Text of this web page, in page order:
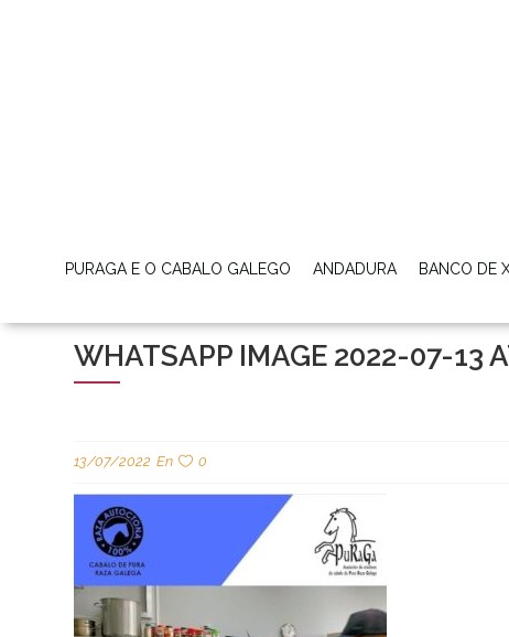
PURAGA E O CABALO GALEGO ANDADURA BANCO DE
WHATSAPP IMAGE 2022-07-13
13/07/2022 En 0